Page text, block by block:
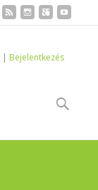
| Bejelentkezés
to
content
Keresés: